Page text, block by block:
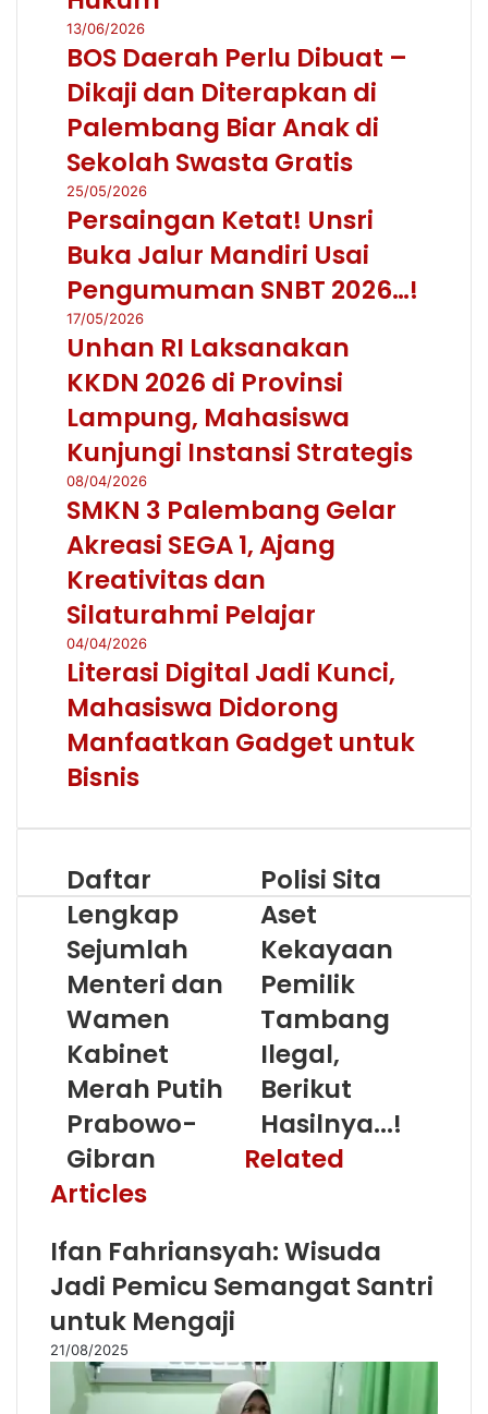
13/06/2026
BOS Daerah Perlu Dibuat –
Dikaji dan Diterapkan di
Palembang Biar Anak di
Sekolah Swasta Gratis
25/05/2026
Persaingan Ketat! Unsri
Buka Jalur Mandiri Usai
Pengumuman SNBT 2026…!
17/05/2026
Unhan RI Laksanakan
KKDN 2026 di Provinsi
Lampung, Mahasiswa
Kunjungi Instansi Strategis
08/04/2026
SMKN 3 Palembang Gelar
Akreasi SEGA 1, Ajang
Kreativitas dan
Silaturahmi Pelajar
04/04/2026
Literasi Digital Jadi Kunci,
Mahasiswa Didorong
Manfaatkan Gadget untuk
Bisnis
Daftar
Lengkap
Sejumlah
Menteri dan
Wamen
Kabinet
Merah Putih
Prabowo-
Gibran
Polisi Sita
Aset
Kekayaan
Pemilik
Tambang
Ilegal,
Berikut
Hasilnya...!
Related
Articles
Ifan Fahriansyah: Wisuda
Jadi Pemicu Semangat Santri
untuk Mengaji
21/08/2025